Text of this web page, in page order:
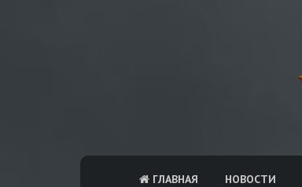
ГЛАВНАЯ НОВОСТИ